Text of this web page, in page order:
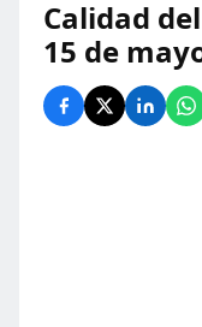
Calidad
15 de